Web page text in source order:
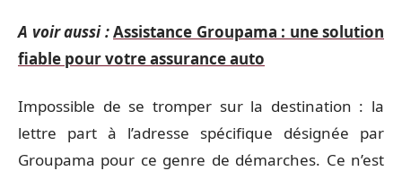
A voir aussi :Assistance Groupama : une solution
fiable pour votre assurance auto
Impossible de se tromper sur la destination : la
lettre part à l’adresse spécifique désignée par
Groupama pour ce genre de démarches. Ce n’est